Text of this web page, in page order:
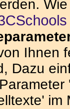
Ihnen
Dazu
im